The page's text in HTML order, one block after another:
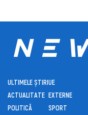
ULTIMELE ȘTIRI
ACTUALITATE
POLITICĂ
UE
EXTERNE
SPORT